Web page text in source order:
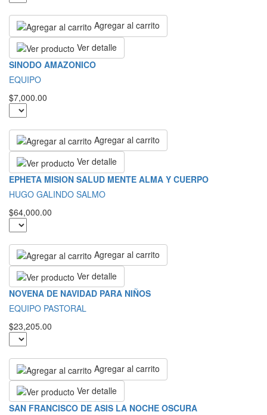
Agregar al carrito
Ver detalle
SINODO AMAZONICO
EQUIPO
$7,000.00
Agregar al carrito
Ver detalle
EPHETA MISION SALUD MENTE ALMA Y CUERPO
HUGO GALINDO SALMO
$64,000.00
Agregar al carrito
Ver detalle
NOVENA DE NAVIDAD PARA NIÑOS
EQUIPO PASTORAL
$23,205.00
Agregar al carrito
Ver detalle
SAN FRANCISCO DE ASIS LA NOCHE OSCURA